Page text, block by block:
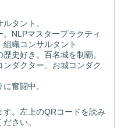
タント。
。NLPマスタープラクティ
組織コンサルタント
史好き。百名城を制覇。
ンダクター、お城コンダク
奮闘中。
す。左上のQRコードを読み
さい。